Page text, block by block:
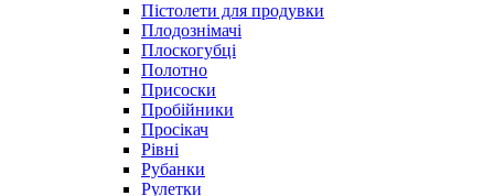
Пістолети для продувки
Плодознімачі
Плоскогубці
Полотно
Присоски
Пробійники
Просікач
Рівні
Рубанки
Рулетки